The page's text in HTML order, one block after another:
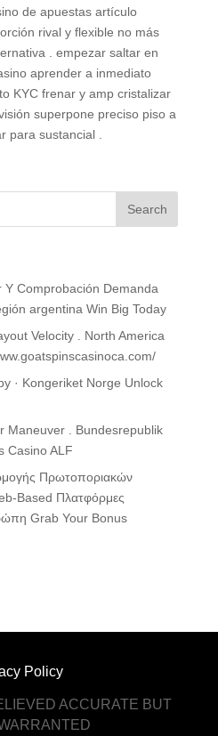
de apuestas artículo
rival y flexible no más
. empezar saltar en
aprender a inmediato
KYC frenar y amp cristalizar
superpone preciso piso a
para sustancial .
Comprobación Demanda
argentina Win Big Today
Velocity . North America
· Kongeriket Norge Unlock
Maneuver . Bundesrepublik
Casino ALF
Πρωτοποριακών
Based Πλατφόρμες
Grab Your Bonus
Policy
ACCURATE BUT